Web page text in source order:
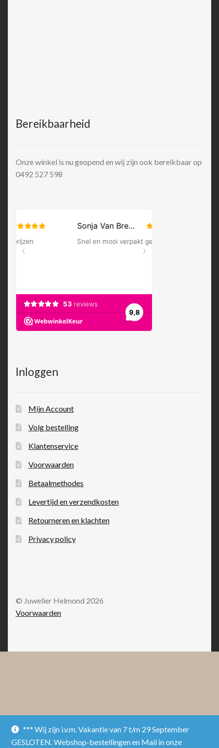
*** Wij zijn i.v.m. Vakantie van 7 t/m 29 September
GESLOTEN. Webshop-bestellingen en Mail in onze
Bereikbaarheid
Onze winkel is nu geopend en wij zijn ook bereikbaar op
0492 527 598
Inloggen
Mijn Account
Volg bestelling
Klantenservice
Voorwaarden
Betaalmethodes
Levertijd en verzendkosten
Retourneren en klachten
Privacy policy
© Juwelier Helmond 2026
Voorwaarden